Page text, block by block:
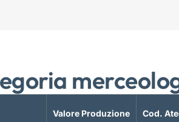
Valore Produzione Cod.